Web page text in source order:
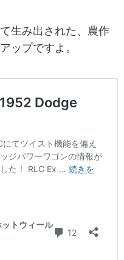
生み出された、農作
ップですよ。